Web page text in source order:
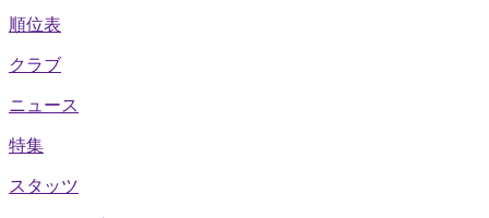
順位表
クラブ
ニュース
特集
スタッツ